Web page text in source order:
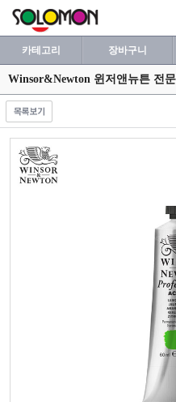
카테고리 장바구니
Winsor&Newton 윈저앤뉴튼 전